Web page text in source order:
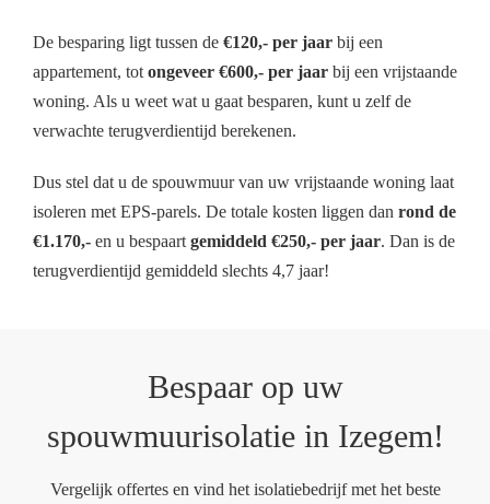
De besparing ligt tussen de €120,- per jaar bij een
appartement, totongeveer €600,- per jaar bij een vrijstaande
woning. Als u weet wat u gaat besparen, kunt u zelf de
verwachte terugverdientijd berekenen.
Dus stel dat u de spouwmuur van uw vrijstaande woning laat
isoleren met EPS-parels. De totale kosten liggen dan rond de
€1.170,- en u bespaartgemiddeld €250,- per jaar. Dan is de
terugverdientijd gemiddeld slechts 4,7 jaar!
Bespaar op uw
spouwmuurisolatie in Izegem!
Vergelijk offertes en vind het isolatiebedrijf met het beste